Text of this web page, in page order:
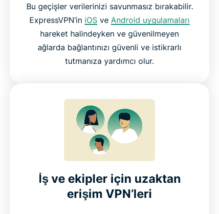
Bu geçişler verilerinizi savunmasız bırakabilir.
ExpressVPN’in iOS ve Android uygulamaları
hareket halindeyken ve güvenilmeyen
ağlarda bağlantınızı güvenli ve istikrarlı
tutmanıza yardımcı olur.
İş ve ekipler için uzaktan
erişim VPN’leri